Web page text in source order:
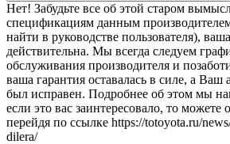
Нет! Забудьте все об этой старом
спецификациям данным
найти в руководстве пользователя),
действительна. Мы всегда следуем
обслуживания производителя и
ваша гарантия оставалась в силе, а Ваш
был исправен. Подробнее об этом мы
если это вас заинтересовало, то можете
перейдя по ссылке https://totoyota.ru/
dilera/